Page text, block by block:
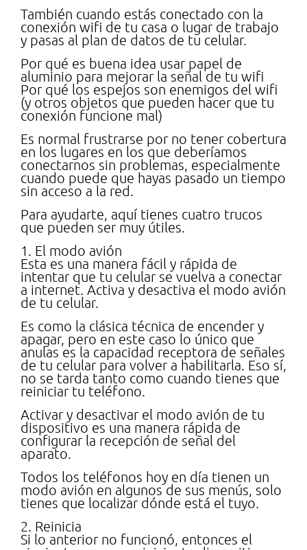
También cuando estás conectado con la
conexión wifi de tu casa o lugar de trabajo
y pasas al plan de datos de tu celular.
Por qué es buena idea usar papel de
aluminio para mejorar la señal de tu wifi
Por qué los espejos son enemigos del wifi
(y otros objetos que pueden hacer que tu
conexión funcione mal)
Es normal frustrarse por no tener cobertura
en los lugares en los que deberíamos
conectarnos sin problemas, especialmente
cuando puede que hayas pasado un tiempo
sin acceso a la red.
Para ayudarte, aquí tienes cuatro trucos
que pueden ser muy útiles.
1. El modo avión
Esta es una manera fácil y rápida de
intentar que tu celular se vuelva a conectar
a internet. Activa y desactiva el modo avión
de tu celular.
Es como la clásica técnica de encender y
apagar, pero en este caso lo único que
anulas es la capacidad receptora de señales
de tu celular para volver a habilitarla. Eso sí,
no se tarda tanto como cuando tienes que
reiniciar tu teléfono.
Activar y desactivar el modo avión de tu
dispositivo es una manera rápida de
configurar la recepción de señal del
aparato.
Todos los teléfonos hoy en día tienen un
modo avión en algunos de sus menús, solo
tienes que localizar dónde está el tuyo.
2. Reinicia
Si lo anterior no funcionó, entonces el